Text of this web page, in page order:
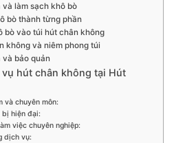
và làm sạch khô bò
bò thành từng phần
bò vào túi hút chân không
không và niêm phong túi
và bảo quản
hút chân không tại Hút
và chuyên môn:
bị hiện đại:
việc chuyên nghiệp:
dịch vụ: